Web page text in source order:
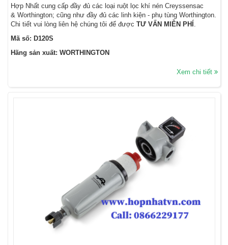
Hợp Nhất cung cấp đầy đủ các loại ruột lọc khí nén Creyssensac
& Worthington; cũng như đầy đủ các linh kiện - phụ tùng Worthington.
Chi tiết vui lòng liên hệ chúng tôi để được TƯ VẤN MIỄN PHÍ .
Mã số: D120S
Hãng sản xuất: WORTHINGTON
Xem chi tiết